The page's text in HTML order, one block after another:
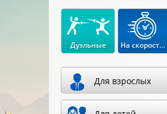
Дуэльные На скорость реакции
Для взрослых